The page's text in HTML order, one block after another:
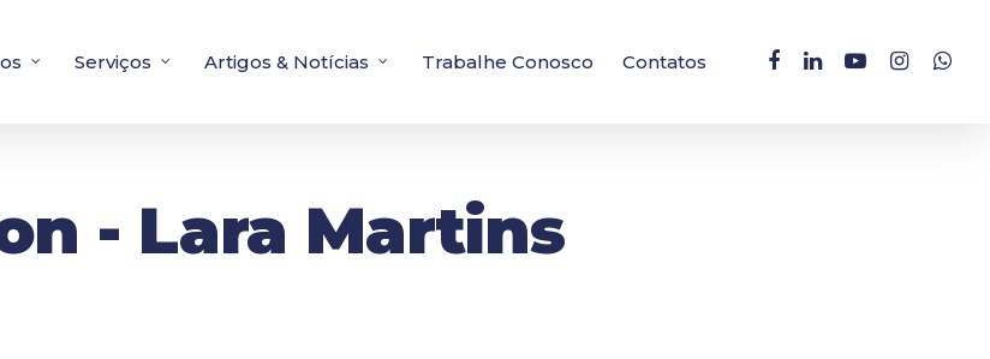
Serviços Artigos & Notícias Trabalhe Conosco Contatos facebooklinkedinyoutubeinstagram
- Lara Martins